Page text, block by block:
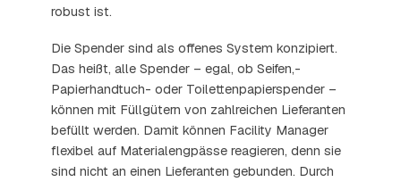
robust ist.
Die Spender sind als offenes System konzipiert.
Das heißt, alle Spender – egal, ob Seifen,-
Papierhandtuch- oder Toilettenpapierspender –
können mit Füllgütern von zahlreichen Lieferanten
befüllt werden. Damit können Facility Manager
flexibel auf Materialengpässe reagieren, denn sie
sind nicht an einen Lieferanten gebunden. Durch